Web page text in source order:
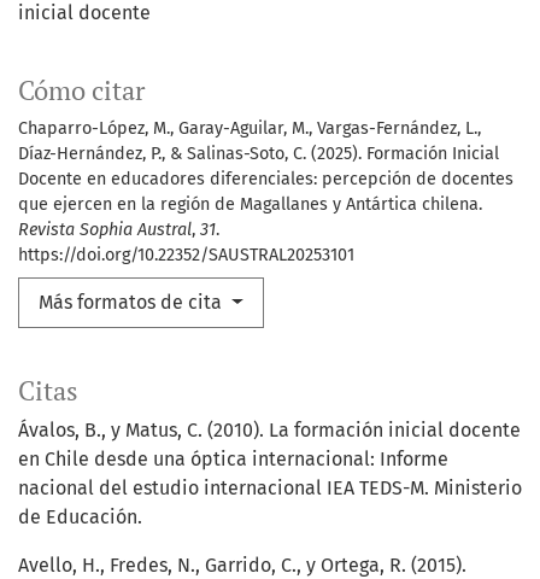
inicial docente
Cómo citar
Chaparro-López, M., Garay-Aguilar, M., Vargas-Fernández, L.,
Díaz-Hernández, P., & Salinas-Soto, C. (2025). Formación Inicial
Docente en educadores diferenciales: percepción de docentes
que ejercen en la región de Magallanes y Antártica chilena.
Revista Sophia Austral, 31.
https://doi.org/10.22352/SAUSTRAL20253101
Más formatos de cita
Citas
Ávalos, B., y Matus, C. (2010). La formación inicial docente
en Chile desde una óptica internacional: Informe
nacional del estudio internacional IEA TEDS-M. Ministerio
de Educación.
Avello, H., Fredes, N., Garrido, C., y Ortega, R. (2015).